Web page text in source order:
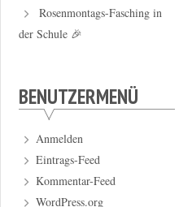
Rosenmontags-Fasching in
der Schule 🎉
BENUTZERMENÜ
Anmelden
Eintrags-Feed
Kommentar-Feed
WordPress.org